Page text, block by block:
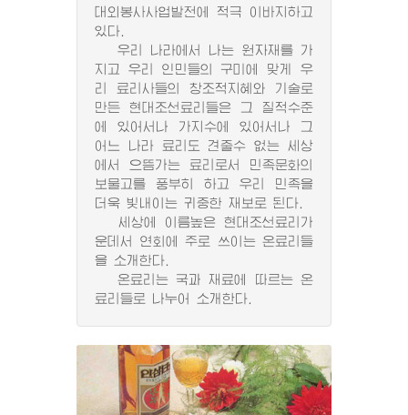
대외봉사사업발전에 적극 이바지하고
있다.
우리 나라에서 나는 원자재를 가
지고 우리 인민들의 구미에 맞게 우
리 료리사들의 창조적지혜와 기술로
만든 현대조선료리들은 그 질적수준
에 있어서나 가지수에 있어서나 그
어느 나라 료리도 견줄수 없는 세상
에서 으뜸가는 료리로서 민족문화의
보물고를 풍부히 하고 우리 민족을
더욱 빛내이는 귀중한 재보로 된다.
세상에 이름높은 현대조선료리가
운데서 연회에 주로 쓰이는 온료리들
을 소개한다.
온료리는 국과 재료에 따르는 온
료리들로 나누어 소개한다.